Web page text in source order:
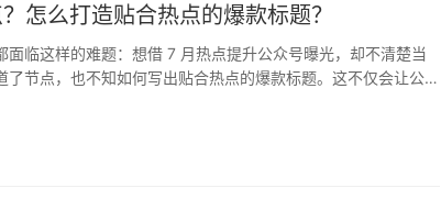
怎么打造贴合热点的爆款标题？
面临这样的难题：想借 7 月热点提升公众号曝光，却不清楚当
了节点，也不知如何写出贴合热点的爆款标题。这不仅会让公众